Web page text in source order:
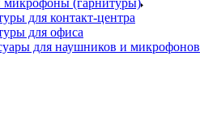
(гарнитуры)
для контакт-центра
для офиса
для наушников и микрофонов